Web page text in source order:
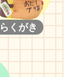
らくがき